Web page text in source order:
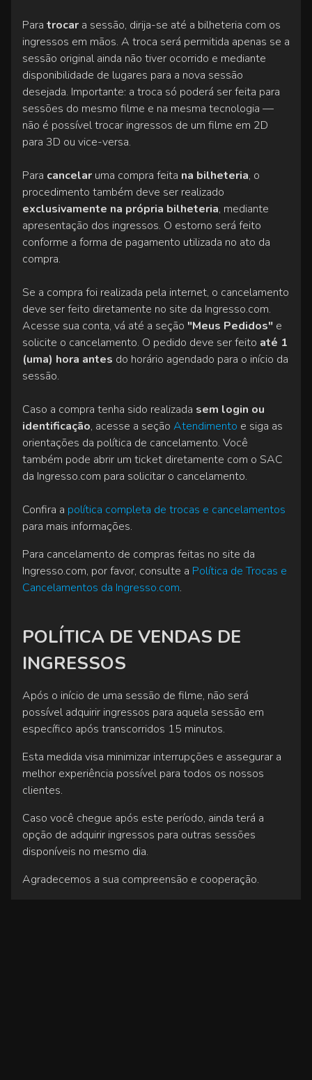
Para trocar a sessão, dirija-se até a bilheteria com os
ingressos em mãos. A troca será permitida apenas se a
sessão original ainda não tiver ocorrido e mediante
disponibilidade de lugares para a nova sessão
desejada. Importante: a troca só poderá ser feita para
sessões do mesmo filme e na mesma tecnologia —
não é possível trocar ingressos de um filme em 2D
para 3D ou vice-versa.
Para cancelar uma compra feita na bilheteria, o
procedimento também deve ser realizado
exclusivamente na própria bilheteria, mediante
apresentação dos ingressos. O estorno será feito
conforme a forma de pagamento utilizada no ato da
compra.
Se a compra foi realizada pela internet, o cancelamento
deve ser feito diretamente no site da Ingresso.com.
Acesse sua conta, vá até a seção "Meus Pedidos" e
solicite o cancelamento. O pedido deve ser feito até 1
(uma) hora antes do horário agendado para o início da
sessão.
Caso a compra tenha sido realizada sem login ou
identificação, acesse a seção Atendimento e siga as
orientações da política de cancelamento. Você
também pode abrir um ticket diretamente com o SAC
da Ingresso.com para solicitar o cancelamento.
Confira a política completa de trocas e cancelamentos
para mais informações.
Para cancelamento de compras feitas no site da
Ingresso.com, por favor, consulte a Política de Trocas e
Cancelamentos da Ingresso.com.
POLÍTICA DE VENDAS DE
INGRESSOS
Após o início de uma sessão de filme, não será
possível adquirir ingressos para aquela sessão em
específico após transcorridos 15 minutos.
Esta medida visa minimizar interrupções e assegurar a
melhor experiência possível para todos os nossos
clientes.
Caso você chegue após este período, ainda terá a
opção de adquirir ingressos para outras sessões
disponíveis no mesmo dia.
Agradecemos a sua compreensão e cooperação.